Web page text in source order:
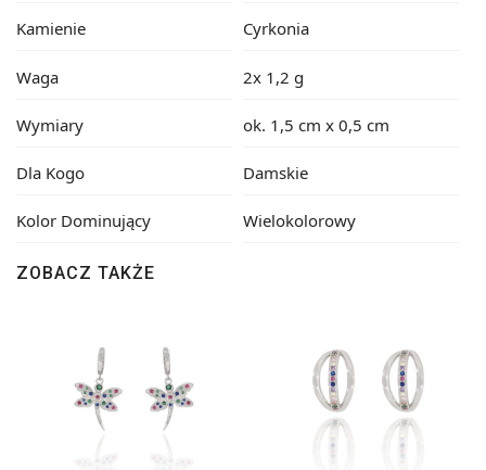
Kamienie Cyrkonia
Waga 2x 1,2 g
Wymiary ok. 1,5 cm x 0,5 cm
Dla Kogo Damskie
Kolor Dominujący Wielokolorowy
ZOBACZ TAKŻE